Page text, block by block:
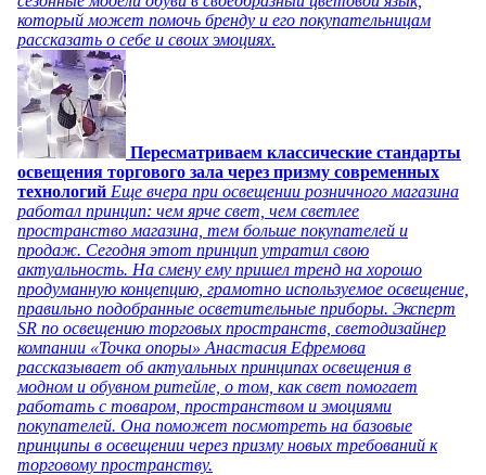
который может помочь бренду и его покупательницам
рассказать о себе и своих эмоциях.
Пересматриваем классические стандарты
освещения торгового зала через призму современных
технологий Еще вчера при освещении розничного магазина
работал принцип: чем ярче свет, чем светлее
пространство магазина, тем больше покупателей и
продаж. Сегодня этот принцип утратил свою
актуальность. На смену ему пришел тренд на хорошо
продуманную концепцию, грамотно используемое освещение,
правильно подобранные осветительные приборы. Эксперт
SR по освещению торговых пространств, светодизайнер
компании «Точка опоры» Анастасия Ефремова
рассказывает об актуальных принципах освещения в
модном и обувном ритейле, о том, как свет помогает
работать с товаром, пространством и эмоциями
покупателей. Она поможет посмотреть на базовые
принципы в освещении через призму новых требований к
торговому пространству.